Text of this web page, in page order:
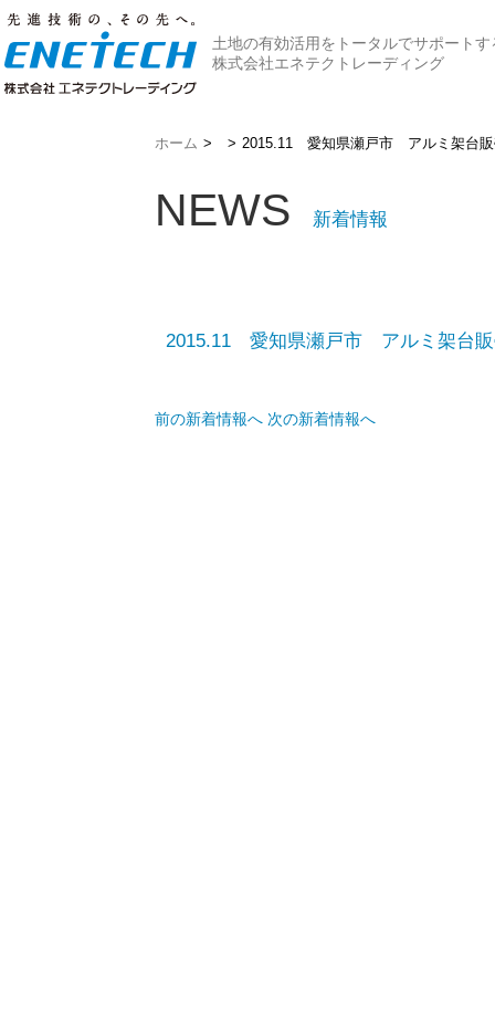
土地の有効活用をトータルでサポートす
株式会社エネテクトレーディング
ホーム > > 2015.11 愛知県瀬戸市 アルミ架台
NEWS 新着情報
2015.11 愛知県瀬戸市 アルミ架台
前の新着情報へ 次の新着情報へ